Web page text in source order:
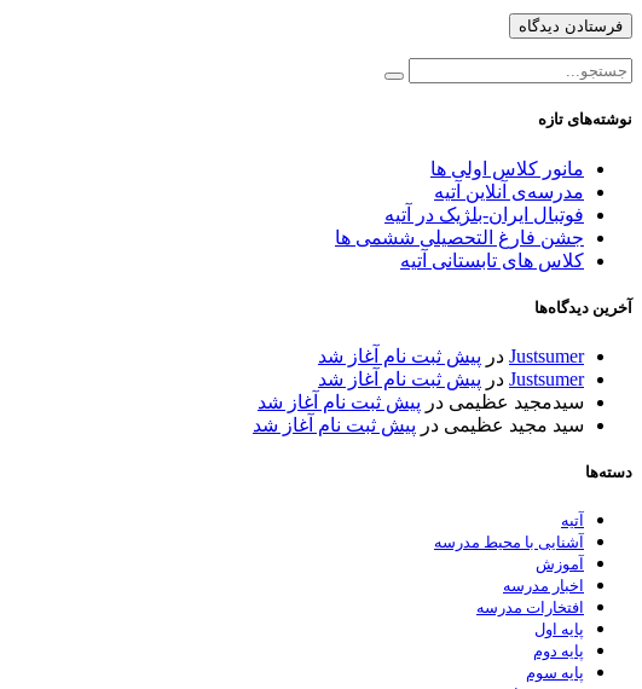
نوشته‌های تازه
مانور کلاس اولی ها
مدرسه‌ی آنلاین آتیه
فوتبال ایران-بلژیک در آتیه
جشن فارغ التحصیلی ششمی ها
کلاس های تابستانی آتیه
آخرین دیدگاه‌ها
Justsumer در پیش ثبت نام آغاز شد
Justsumer در پیش ثبت نام آغاز شد
سیدمجید عظیمی در پیش ثبت نام آغاز شد
سید مجید عظیمی در پیش ثبت نام آغاز شد
دسته‌ها
آتیه
آشنایی با محیط مدرسه
آموزش
اخبار مدرسه
افتخارات مدرسه
پایه اول
پایه دوم
پایه سوم